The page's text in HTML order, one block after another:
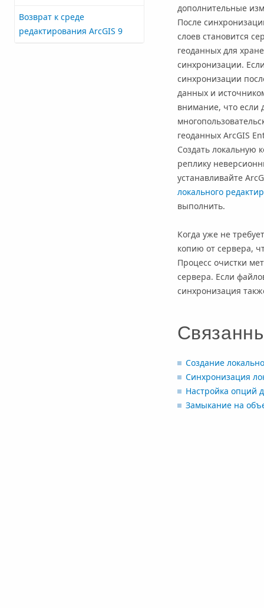
Возврат к среде
редактирования ArcGIS 9
дополнительные
После
слоев становится
геоданных для
синхронизации.
синхронизации
данных и
внимание, что если
геоданных ArcGIS
Создать локальную
реплику
устанавливайте
локального
выполнить.
Когда уже не
копию от сервера,
Процесс очистки
сервера. Если
синхронизация
Создание
Синхронизация
Настройка опций
Замыкание на